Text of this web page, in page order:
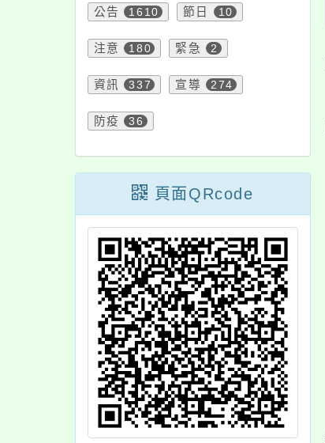
公告 1610 節日 10
注意 180 緊急 2
資訊 337 宣導 274
防疫 36
頁面QRcode